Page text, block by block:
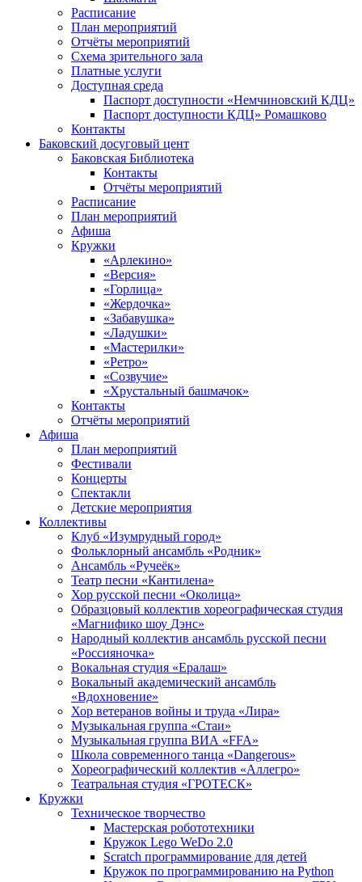
Расписание
План мероприятий
Отчёты мероприятий
Схема зрительного зала
Платные услуги
Доступная среда
Паспорт доступности «Немчиновский КДЦ»
Паспорт доступности КДЦ» Ромашково
Контакты
Баковский досуговый цент
Баковская Библиотека
Контакты
Отчёты мероприятий
Расписание
План мероприятий
Афиша
Кружки
«Арлекино»
«Версия»
«Горлица»
«Жердочка»
«Забавушка»
«Ладушки»
«Мастерилки»
«Ретро»
«Созвучие»
«Хрустальный башмачок»
Контакты
Отчёты мероприятий
Афиша
План мероприятий
Фестивали
Концерты
Спектакли
Детские мероприятия
Коллективы
Клуб «Изумрудный город»
Фольклорный ансамбль «Родник»
Ансамбль «Ручеёк»
Театр песни «Кантилена»
Хор русской песни «Околица»
Образцовый коллектив хореографическая студия
«Магнифико шоу Дэнс»
Народный коллектив ансамбль русской песни
«Россияночка»
Вокальная студия «Ералаш»
Вокальный академический ансамбль
«Вдохновение»
Хор ветеранов войны и труда «Лира»
Музыкальная группа «Стаи»
Музыкальная группа ВИА «FFA»
Школа современного танца «Dangerous»
Хореографический коллектив «Аллегро»
Театральная студия «ГРОТЕСК»
Кружки
Техническое творчество
Мастерская робототехники
Кружок Lego WeDo 2.0
Scratch программирование для детей
Кружок по программированию на Python